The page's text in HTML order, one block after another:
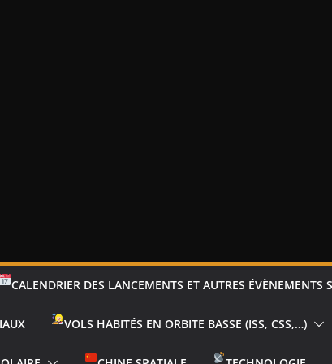
CALENDRIER DES LANCEMENTS ET AUTRES ÉVÈNEMENTS
VOLS HABITÉS EN ORBITE BASSE (ISS, CSS,…)